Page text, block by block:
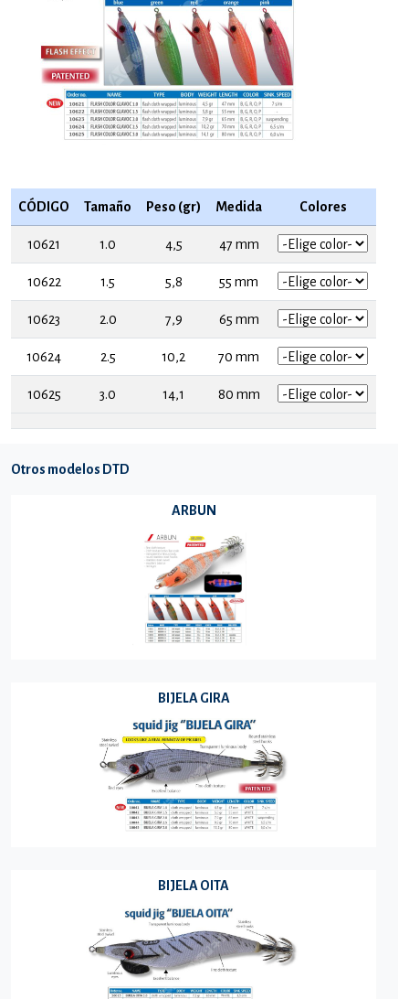
CÓDIGO Tamaño Peso (gr) Medida Colores
10621 1.0 4,5 47 mm
10622 1.5 5,8 55 mm
10623 2.0 7,9 65 mm
10624 2.5 10,2 70 mm
10625 3.0 14,1 80 mm
Otros modelos DTD
ARBUN
BIJELA GIRA
BIJELA OITA